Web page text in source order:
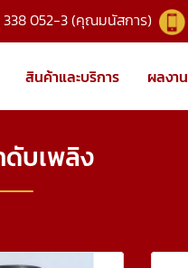
338 052-3 (คุณมนัสการ)
สินค้าและบริการ ผลงาน
บเพลิง